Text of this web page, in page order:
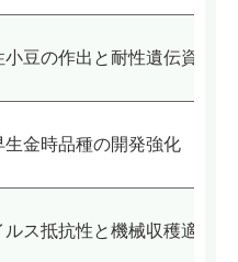
豆の作出と耐性遺伝資源の
金時品種の開発強化
ス抵抗性と機械収穫適性